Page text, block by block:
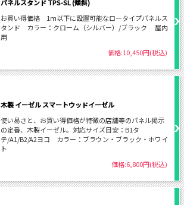
パネルスタンド TPS-SL (傾斜)
お買い得価格 1ｍ以下に設置可能なロータイプパネルス
タンド カラー：クローム（シルバー）/ブラック 屋内
用
価格:10,450円(税込)
木製 イーゼル スマートウッドイーゼル
使い易さと、お買い得価格が特徴の店舗等のパネル掲示
の定番、木製イーゼル。対応サイズ目安：B1タ
テ/A1/B2/A2ヨコ カラー：ブラウン・ブラック・ホワイ
ト
価格:6,800円(税込)